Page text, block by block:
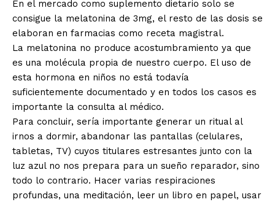
En el mercado como suplemento dietario solo se
consigue la melatonina de 3mg, el resto de las dosis se
elaboran en farmacias como receta magistral.
La melatonina no produce acostumbramiento ya que
es una molécula propia de nuestro cuerpo. El uso de
esta hormona en niños no está todavía
suficientemente documentado y en todos los casos es
importante la consulta al médico.
Para concluir, sería importante generar un ritual al
irnos a dormir, abandonar las pantallas (celulares,
tabletas, TV) cuyos titulares estresantes junto con la
luz azul no nos prepara para un sueño reparador, sino
todo lo contrario. Hacer varias respiraciones
profundas, una meditación, leer un libro en papel, usar